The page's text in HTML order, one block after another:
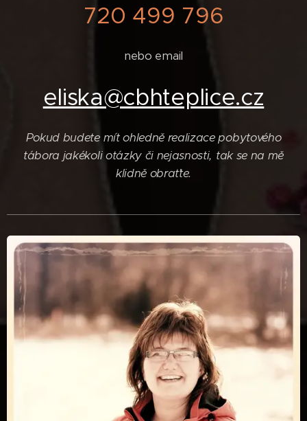
720 499 796
nebo email
eliska@cbhteplice.cz
Pokud budete mít ohledně realizace pobytového
tábora jakékoli otázky či nejasnosti, tak se na mě
klidně obraťte.